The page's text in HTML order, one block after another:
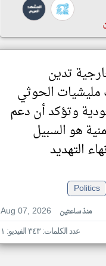
تدين
مليشيات الحوثي
وتؤكد أن دعم
هو السبيل
التهديد
Politics
Aug 07, 2026
منذ ساعتين
عدد الكلمات: ٣٤٣ الفيديو: ١